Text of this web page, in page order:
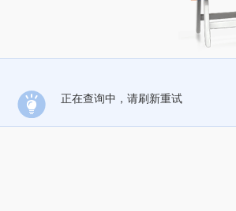
正在查询中，请刷新重试